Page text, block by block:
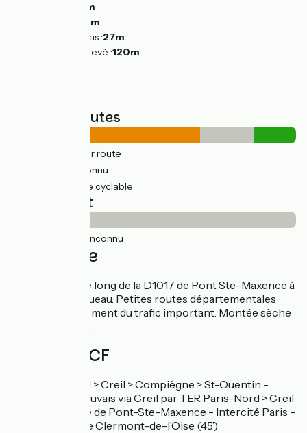
121m
91m
Point le plus bas :27m
Point le plus élevé :120m
Types de routes
(67%) Sur route
(19%) Inconnu
(15%) Voie cyclable
Revêtement
(100%) Inconnu
L'itinéraire
Piste cyclable le long de la D1017 de Pont Ste-Maxence à
St-Martin Longueau. Petites routes départementales
avec ponctuellement du trafic important. Montée sèche
avant Clermont.
Gares SNCF
TER Paris-Nord > Creil > Compiègne > St-Quentin -
liaison avec Beauvais via Creil par TER Paris-Nord > Creil
> Beauvais : gare de Pont-Ste-Maxence - Intercité Paris –
Amiens : gare de Clermont-de-l’Oise (45’)